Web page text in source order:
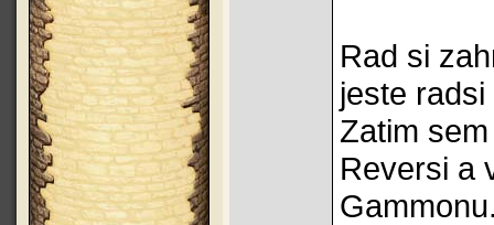
Rad si
jeste
Zatim
Reversi a